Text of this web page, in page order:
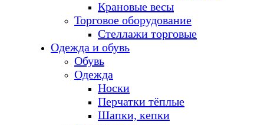
Крановые весы
Торговое оборудование
Стеллажи торговые
Одежда и обувь
Обувь
Одежда
Носки
Перчатки тёплые
Шапки, кепки